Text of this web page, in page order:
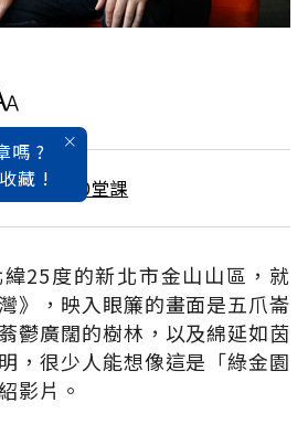
嗎 ?
藏 !
牌致勝10堂課
25度的新北市金山山區，就
》，映入眼簾的畫面是五爪崙
鬱廣闊的樹林，以及綿延如茵
，很少人能想像這是「綠金園
影片。